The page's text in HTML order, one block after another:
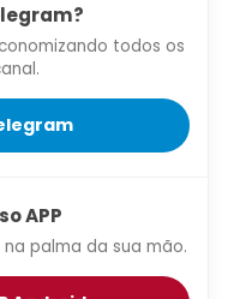
todos os
APP
palma da sua mão.